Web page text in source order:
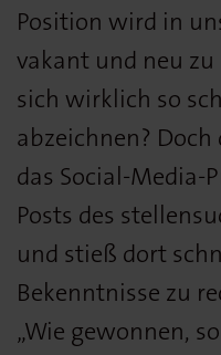
Position wird in
vakant und neu zu
sich wirklich so
abzeichnen?
das Social-Media-
Posts des
und stieß dort
Bekenntnisse zu
„Wie gewonnen,